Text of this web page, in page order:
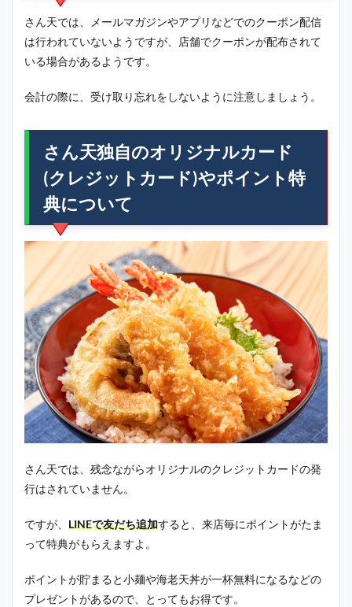
さん天では、メールマガジンやアプリなどでのクーポン配信
は行われていないようですが、店舗でクーポンが配布されて
いる場合があるようです。
会計の際に、受け取り忘れをしないように注意しましょう。
さん天独自のオリジナルカード
(クレジットカード)やポイント特
典について
さん天では、残念ながらオリジナルのクレジットカードの発
行はされていません。
ですが、 LINEで友だち追加すると、来店毎にポイントがたま
って特典がもらえますよ。
ポイントが貯まると小麺や海老天丼が一杯無料になるなどの
プレゼントがあるので、とってもお得です。